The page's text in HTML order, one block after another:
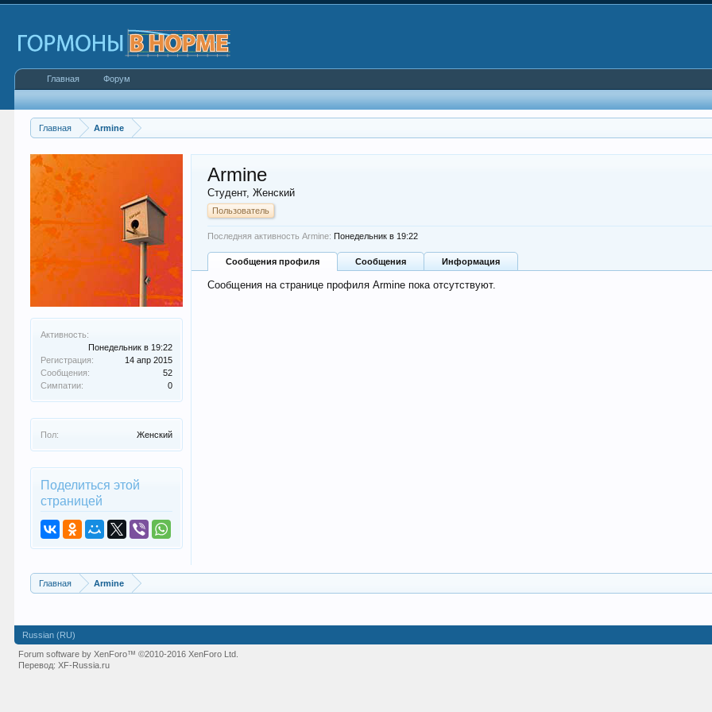
Главная Armine
Активность:
Понедельник в 19:22
Регистрация:
14 апр 2015
Сообщения:
52
Симпатии:
0
Пол: Женский
Поделиться этой
страницей
Armine
Студент, Женский
Пользователь
Последняя активность Armine: Понедельник в 19:22
Сообщения профиля Сообщения Информация
Сообщения на странице профиля Armine пока отсутствуют.
Главная Armine
Главная Форум
Russian (RU)
Forum software by XenForo™©2010-2016 XenForo Ltd.
Перевод:XF-Russia.ru